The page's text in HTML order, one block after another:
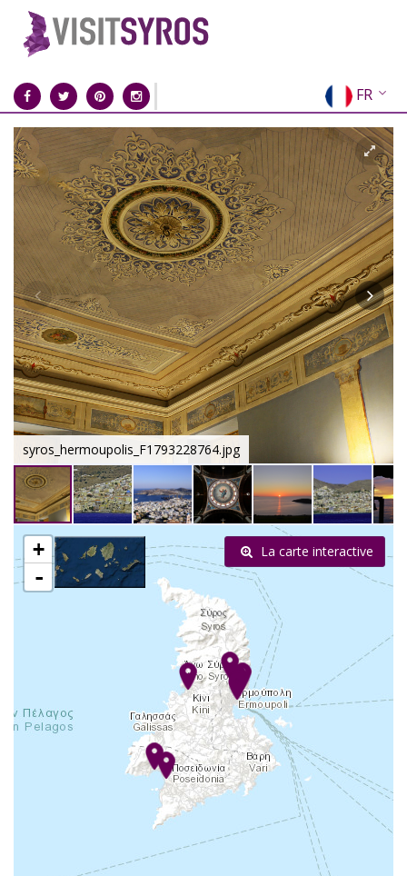
FR
EN
EL
DE
IT
ES
RU
CN
syros_hermoupolis_F1793228764.jpg
+
-
La carte interactive